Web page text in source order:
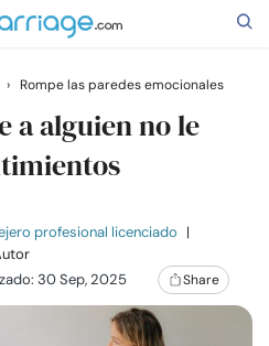
› Rompe las paredes emocionales
a alguien no le
profesional licenciado |
30 Sep, 2025 Share